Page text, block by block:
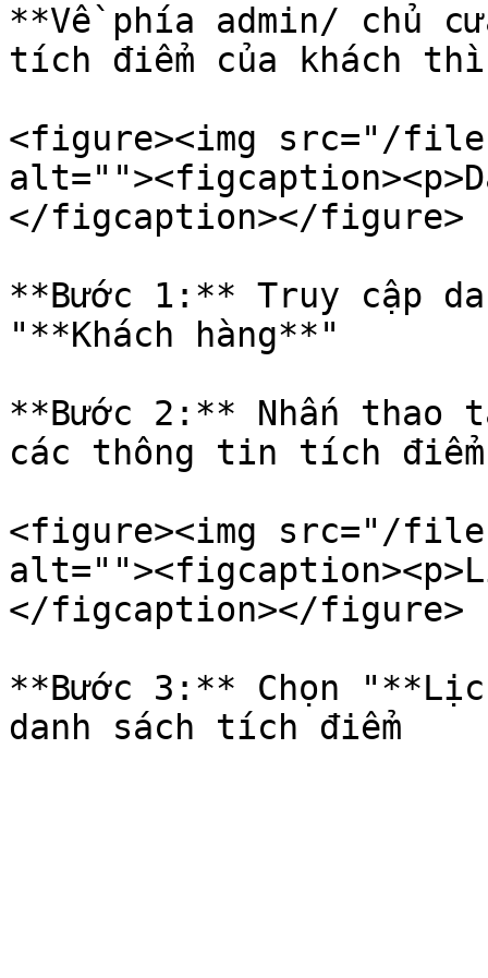
**Về phía admin/ chủ
tích điểm của khách
<figure><img src="/
</figcaption></figure>
**Bước 1:** Truy cập
"**Khách hàng**"
**Bước 2:** Nhấn thao
các thông tin tích điểm
<figure><img src="/
</figcaption></figure>
**Bước 3:** Chọn